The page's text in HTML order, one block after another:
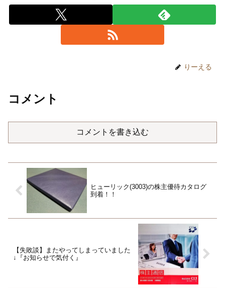
りーえる
コメント
コメントを書き込む
ヒューリック(3003)の株主優待カタログ
到着！！
【失敗談】またやってしまっていました
↓『お知らせで気付く』